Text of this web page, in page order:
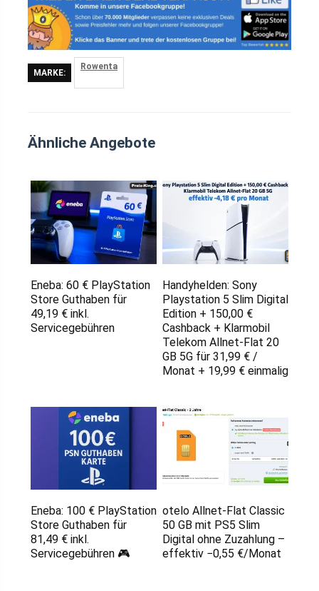
MARKE:
Rowenta
Ähnliche Angebote
Eneba: 60 € PlayStation
Store Guthaben für
49,19 € inkl.
Servicegebühren
Handyhelden: Sony
Playstation 5 Slim Digital
Edition + 150,00 €
Cashback + Klarmobil
Telekom Allnet-Flat 20
GB 5G für 31,99 € /
Monat + 19,99 € einmalig
Eneba: 100 € PlayStation
Store Guthaben für
81,49 € inkl.
Servicegebühren 🎮
otelo Allnet-Flat Classic
50 GB mit PS5 Slim
Digital ohne Zuzahlung –
effektiv −0,55 €/Monat